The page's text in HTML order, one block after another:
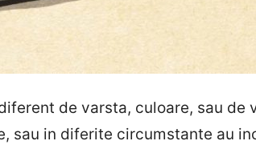
de varsta, culoare, sau de
sau in diferite circumstante au